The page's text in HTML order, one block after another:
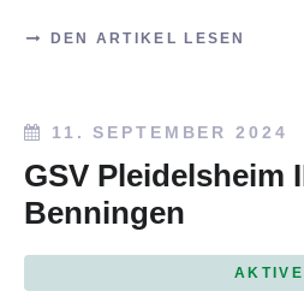
DEN ARTIKEL LESEN
11. SEPTEMBER 2024
GSV Pleidelsheim
Benningen
AKTIVE